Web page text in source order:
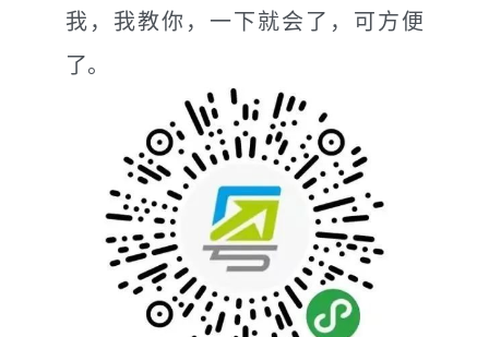
我，我教你，一下就会了，可方便
了。